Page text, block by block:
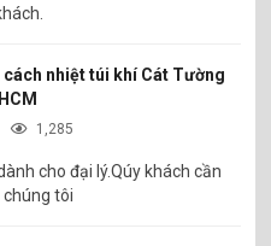
cách nhiệt túi khí Cát Tường
1,285
cho đại lý.Qúy khách cần
chúng tôi